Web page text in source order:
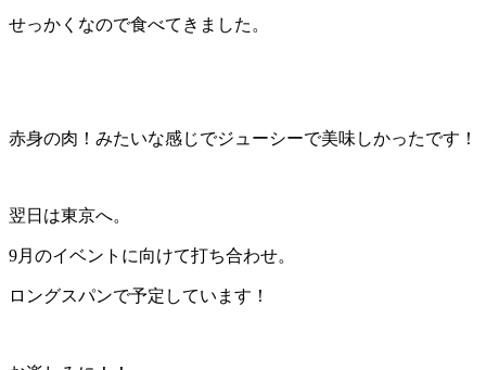
せっかくなので食べてきました。
赤身の肉！みたいな感じでジューシーで美味しかったです！
翌日は東京へ。
9月のイベントに向けて打ち合わせ。
ロングスパンで予定しています！